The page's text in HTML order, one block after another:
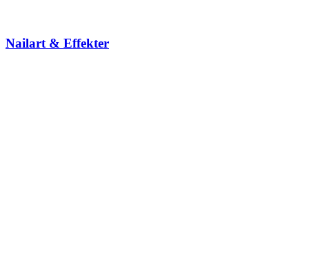
Nailart & Effekter